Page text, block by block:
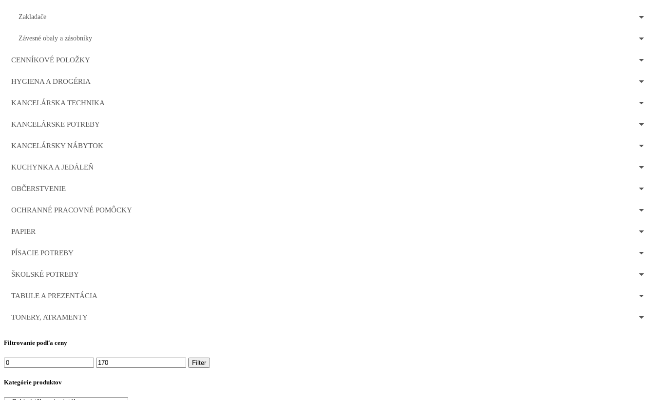
Zakladače
Závesné obaly a zásobníky
CENNÍKOVÉ POLOŽKY
HYGIENA A DROGÉRIA
KANCELÁRSKA TECHNIKA
KANCELÁRSKE POTREBY
KANCELÁRSKY NÁBYTOK
KUCHYNKA A JEDÁLEŇ
OBČERSTVENIE
OCHRANNÉ PRACOVNÉ POMÔCKY
PAPIER
PÍSACIE POTREBY
ŠKOLSKÉ POTREBY
TABULE A PREZENTÁCIA
TONERY, ATRAMENTY
Filtrovanie podľa ceny
Minimálna
cena
Maximálna
cena
Filter
Kategórie produktov